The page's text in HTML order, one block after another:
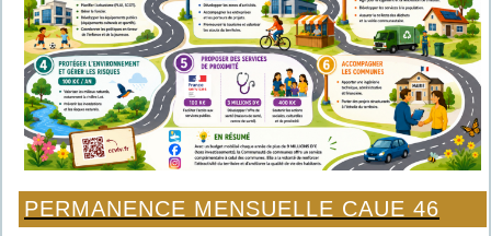
PERMANENCE MENSUELLE CAUE 46